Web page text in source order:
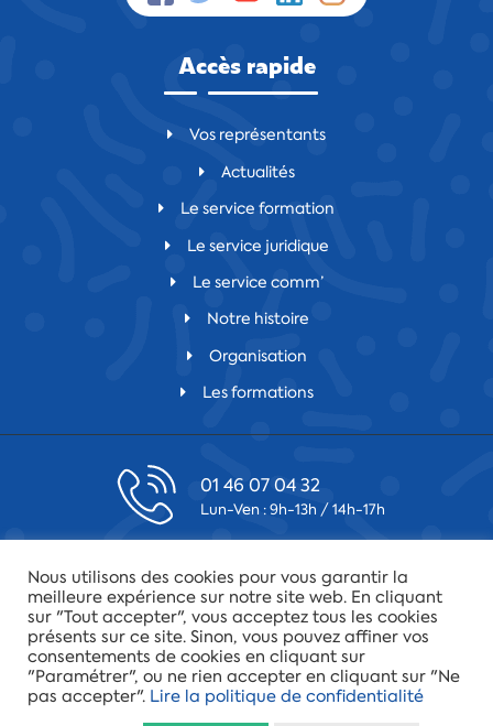
Accès rapide
Vos représentants
Actualités
Le service formation
Le service juridique
Le service comm’
Notre histoire
Organisation
Les formations
01 46 07 04 32
Lun-Ven : 9h-13h / 14h-17h
Laissez-nous un message
75019 Paris
34 quai de la Loire
Nous utilisons des cookies pour vous garantir la
meilleure expérience sur notre site web. En cliquant
sur "Tout accepter", vous acceptez tous les cookies
présents sur ce site. Sinon, vous pouvez affiner vos
consentements de cookies en cliquant sur
"Paramétrer", ou ne rien accepter en cliquant sur "Ne
pas accepter". Lire la politique de confidentialité